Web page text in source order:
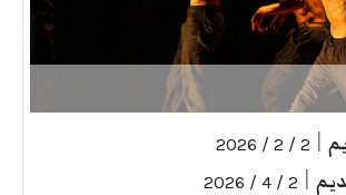
2 / 2 / 2026
2 / 4 / 2026